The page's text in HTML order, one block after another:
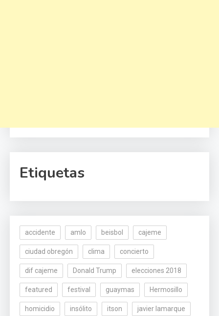
Etiquetas
accidente amlo beisbol cajeme
ciudad obregón clima concierto
dif cajeme Donald Trump elecciones 2018
featured festival guaymas Hermosillo
homicidio insólito itson javier lamarque